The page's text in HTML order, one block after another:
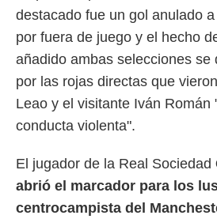
destacado fue un gol anulado
por fuera de juego y el hecho
añadido ambas selecciones se
por las rojas directas que
Leao y el visitante Iván Román
conducta violenta".
El jugador de la Real Sociedad
abrió el marcador para los
centrocampista del